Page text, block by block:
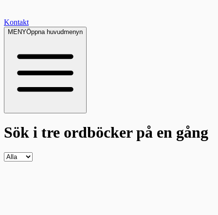
Kontakt
MENYÖppna huvudmenyn
Sök i tre ordböckerpå en gång